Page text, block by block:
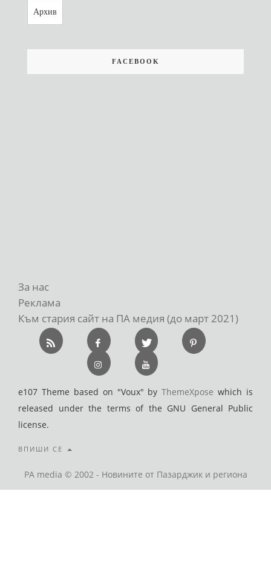
Архив
FACEBOOK
За нас
Реклама
Към стария сайт на ПА медия (до март 2021)
e107 Theme based on "Voux" byThemeXpose which is
released under the terms of the GNU General Public
license.
ВПИШИ СЕ
PA media © 2002 - Новините от Пазарджик и региона